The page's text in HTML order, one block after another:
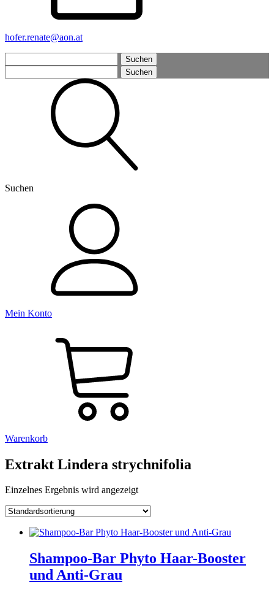
hofer.renate@aon.at
nach:
nach:
Suchen
Mein Konto
Warenkorb
Extrakt Lindera strychnifolia
Einzelnes Ergebnis wird angezeigt
Shampoo-Bar Phyto Haar-Booster
und Anti-Grau